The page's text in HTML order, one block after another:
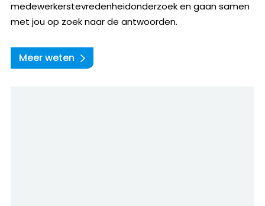
medewerkerstevredenheidonderzoek en gaan samen
met jou op zoek naar de antwoorden.
Meer weten